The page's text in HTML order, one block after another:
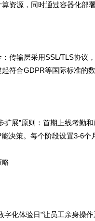
资源，同时通过容器化部
传输层采用SSL/TLS协议
符合GDPR等国际标准的
扩展”原则：首期上线考勤
决策。每个阶段设置3-6
略
化体验日”让员工亲身操